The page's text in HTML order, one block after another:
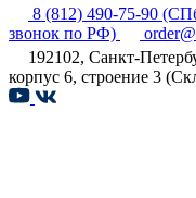
8 (812) 490-75-90
звонок по РФ)
192102, Санкт-
корпус 6, строение 3